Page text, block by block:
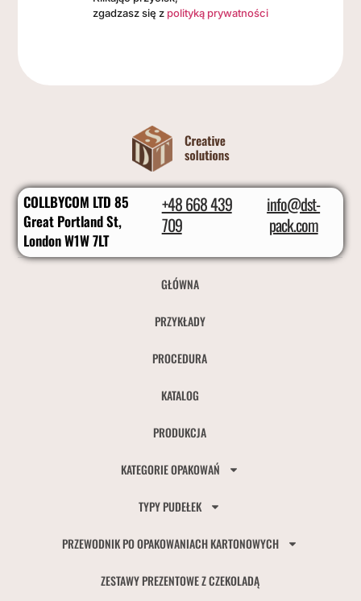
zgadzasz się z polityką prywatności
COLLBYCOM LTD 85
Great Portland St,
London W1W 7LT
+48 668 439
709
info@dst-
pack.com
GŁÓWNA
PRZYKŁADY
PROCEDURA
KATALOG
PRODUKCJA
KATEGORIE OPAKOWAŃ
TYPY PUDEŁEK
PRZEWODNIK PO OPAKOWANIACH KARTONOWYCH
ZESTAWY PREZENTOWE Z CZEKOLADĄ